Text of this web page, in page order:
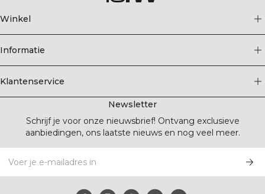
Winkel
Informatie
Klantenservice
Newsletter
Schrijf je voor onze nieuwsbrief! Ontvang exclusieve
aanbiedingen, ons laatste nieuws en nog veel meer.